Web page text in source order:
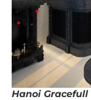
Hanoi Gracefull